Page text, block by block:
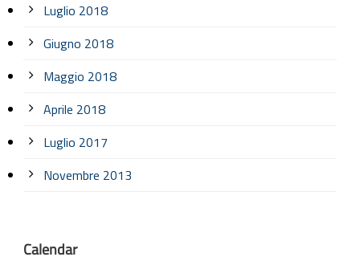
Luglio 2018
Giugno 2018
Maggio 2018
Aprile 2018
Luglio 2017
Novembre 2013
Calendar